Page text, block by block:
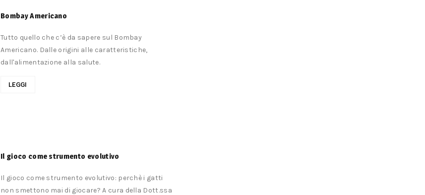
Bombay Americano
Tutto quello che c’è da sapere sul Bombay
Americano. Dalle origini alle caratteristiche,
dall'alimentazione alla salute.
LEGGI
Il gioco come strumento evolutivo
Il gioco come strumento evolutivo: perchè i gatti
non smettono mai di giocare? A cura della Dott.ssa